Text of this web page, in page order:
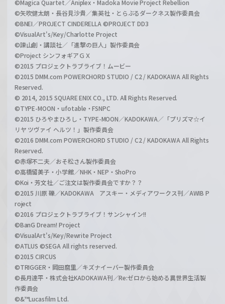
©Magica Quartet／Aniplex・Madoka Movie Project Rebellion
©矢吹健太朗・長谷見沙貴／集英社・とらぶるダークネス製作委員会
©BNEI／PROJECT CINDERELLA ©PROJECT DD3
©VisualArt's/Key/Charlotte Project
©諫山創・講談社／「進撃の巨人」製作委員会
©Project シンフォギアＧＸ
©2015 プロジェクトラブライブ！ムービー
©2015 DMM.com POWERCHORD STUDIO / C2 / KADOKAWA All Rights
Reserved.
© 2014, 2015 SQUARE ENIX CO., LTD. All Rights Reserved.
©TYPE-MOON・ufotable・FSNPC
©2015 ひろやまひろし・TYPE-MOON／KADOKAWA／「プリズマ☆イ
リヤ ツヴァイ ヘルツ！」製作委員会
©2016 DMM.com POWERCHORD STUDIO / C2 / KADOKAWA All Rights
Reserved.
©赤塚不二夫／おそ松さん製作委員会
©高橋留美子・小学館／NHK・NEP・ShoPro
©Koi・芳文社／ご注文は製作委員会ですか？？
©2015 川原 礫／KADOKAWA アスキー・メディアワークス刊／AWIB P
roject
©2016 プロジェクトラブライブ！サンシャイン!!
©BanG Dream! Project
©VisualArt's/Key/Rewrite Project
©ATLUS ©SEGA All rights reserved.
©2015 CIRCUS
©TRIGGER・岡田麿里／キズナイーバー製作委員会
©長月達平・株式会社KADOKAWA刊／Re:ゼロから始める異世界生活製
作委員会
©&™Lucasfilm Ltd.